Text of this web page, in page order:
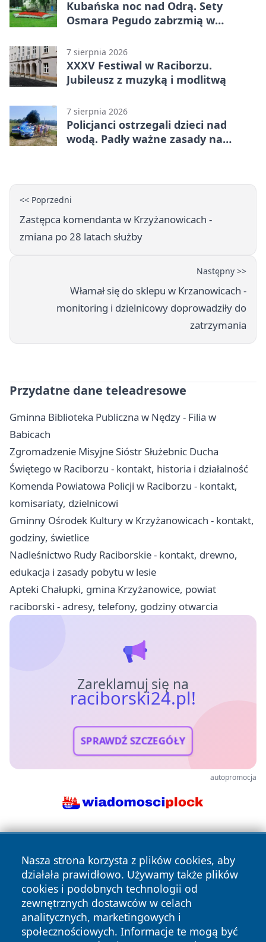
Kubańska noc nad Odrą. Sety
Osmara Pegudo zabrzmią w
7 sierpnia 2026
XXXV Festiwal w Raciborzu.
Jubileusz z muzyką i modlitwą
7 sierpnia 2026
Policjanci ostrzegali dzieci nad
wodą. Padły ważne zasady na
<< Poprzedni
Zastępca komendanta w Krzyżanowicach -
zmiana po 28 latach służby
Następny >>
Włamał się do sklepu w Krzanowicach -
monitoring i dzielnicowy doprowadziły do
zatrzymania
Przydatne dane teleadresowe
Gminna Biblioteka Publiczna w Nędzy - Filia w
Babicach
Zgromadzenie Misyjne Sióstr Służebnic Ducha
Świętego w Raciborzu - kontakt, historia i działalność
Komenda Powiatowa Policji w Raciborzu - kontakt,
komisariaty, dzielnicowi
Gminny Ośrodek Kultury w Krzyżanowicach - kontakt,
godziny, świetlice
Nadleśnictwo Rudy Raciborskie - kontakt, drewno,
edukacja i zasady pobytu w lesie
Apteki Chałupki, gmina Krzyżanowice, powiat
raciborski - adresy, telefony, godziny otwarcia
Zareklamuj się na
raciborski24.pl!
SPRAWDŹ SZCZEGÓŁY
autopromocja
Nasza strona korzysta z plików cookies, aby
działała prawidłowo. Używamy także plików
cookies i podobnych technologii od
zewnętrznych dostawców w celach
analitycznych, marketingowych i
społecznościowych. Informacje te mogą być
Copyright © 2026 raciborski24.pl Wszystkie prawa
zastrzeżone.